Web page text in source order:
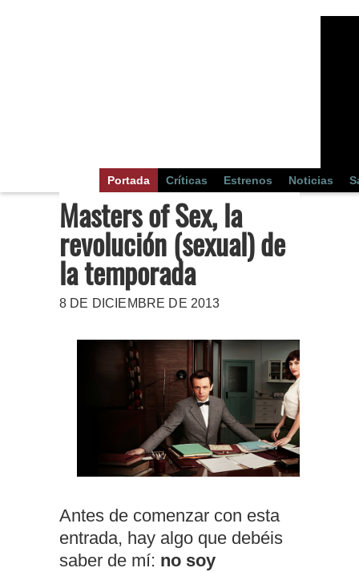
Portada Críticas Estrenos Noticias
Masters of Sex, la
revolución (sexual) de
la temporada
8 DE DICIEMBRE DE 2013
Antes de comenzar con esta
entrada, hay algo que debéis
saber de mí: no soy